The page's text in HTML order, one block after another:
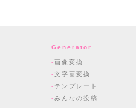
Generator
画像変換
文字画変換
テンプレート
みんなの投稿